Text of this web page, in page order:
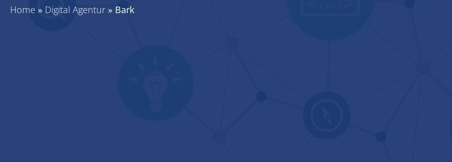
Home » Digital Agentur » Bark